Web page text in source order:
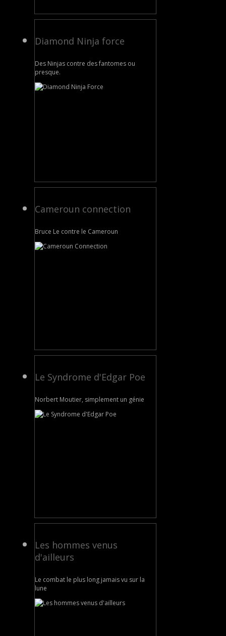
Diamond Ninja force
Des Ninjas contre des fantomes ou
presque.
Cameroun connection
Bruce Le contre le Cameroun
Le Syndrome d'Edgar Poe
Norbert Moutier, simplement un génie
Les hommes venus
d'ailleurs
Le combat le plus long jamais vu sur la
lune